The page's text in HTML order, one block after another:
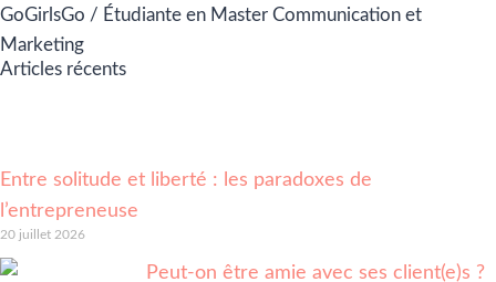
GoGirlsGo / Étudiante en Master Communication et
Marketing
Articles récents
Entre solitude et liberté : les paradoxes de
l’entrepreneuse
20 juillet 2026
Peut-on être amie avec ses client(e)s ?